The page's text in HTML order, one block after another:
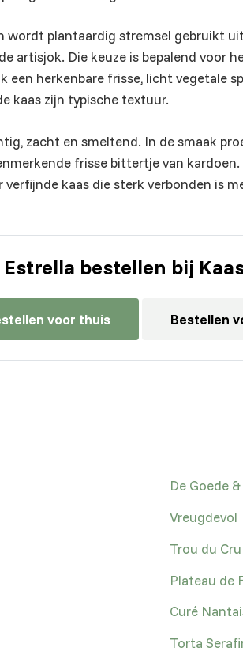
wordt plantaardig stremsel gebruikt
artisjok. Die keuze is bepalend voor
een herkenbare frisse, licht vegetale
kaas zijn typische textuur.
zacht en smeltend. In de smaak
frisse bittertje van
verfijnde kaas die sterk verbonden is
Estrella bestellen bij
voor thuis Bestellen
De Goede
Vreugdevol
Trou du Cru
Plateau de
Curé
Torta